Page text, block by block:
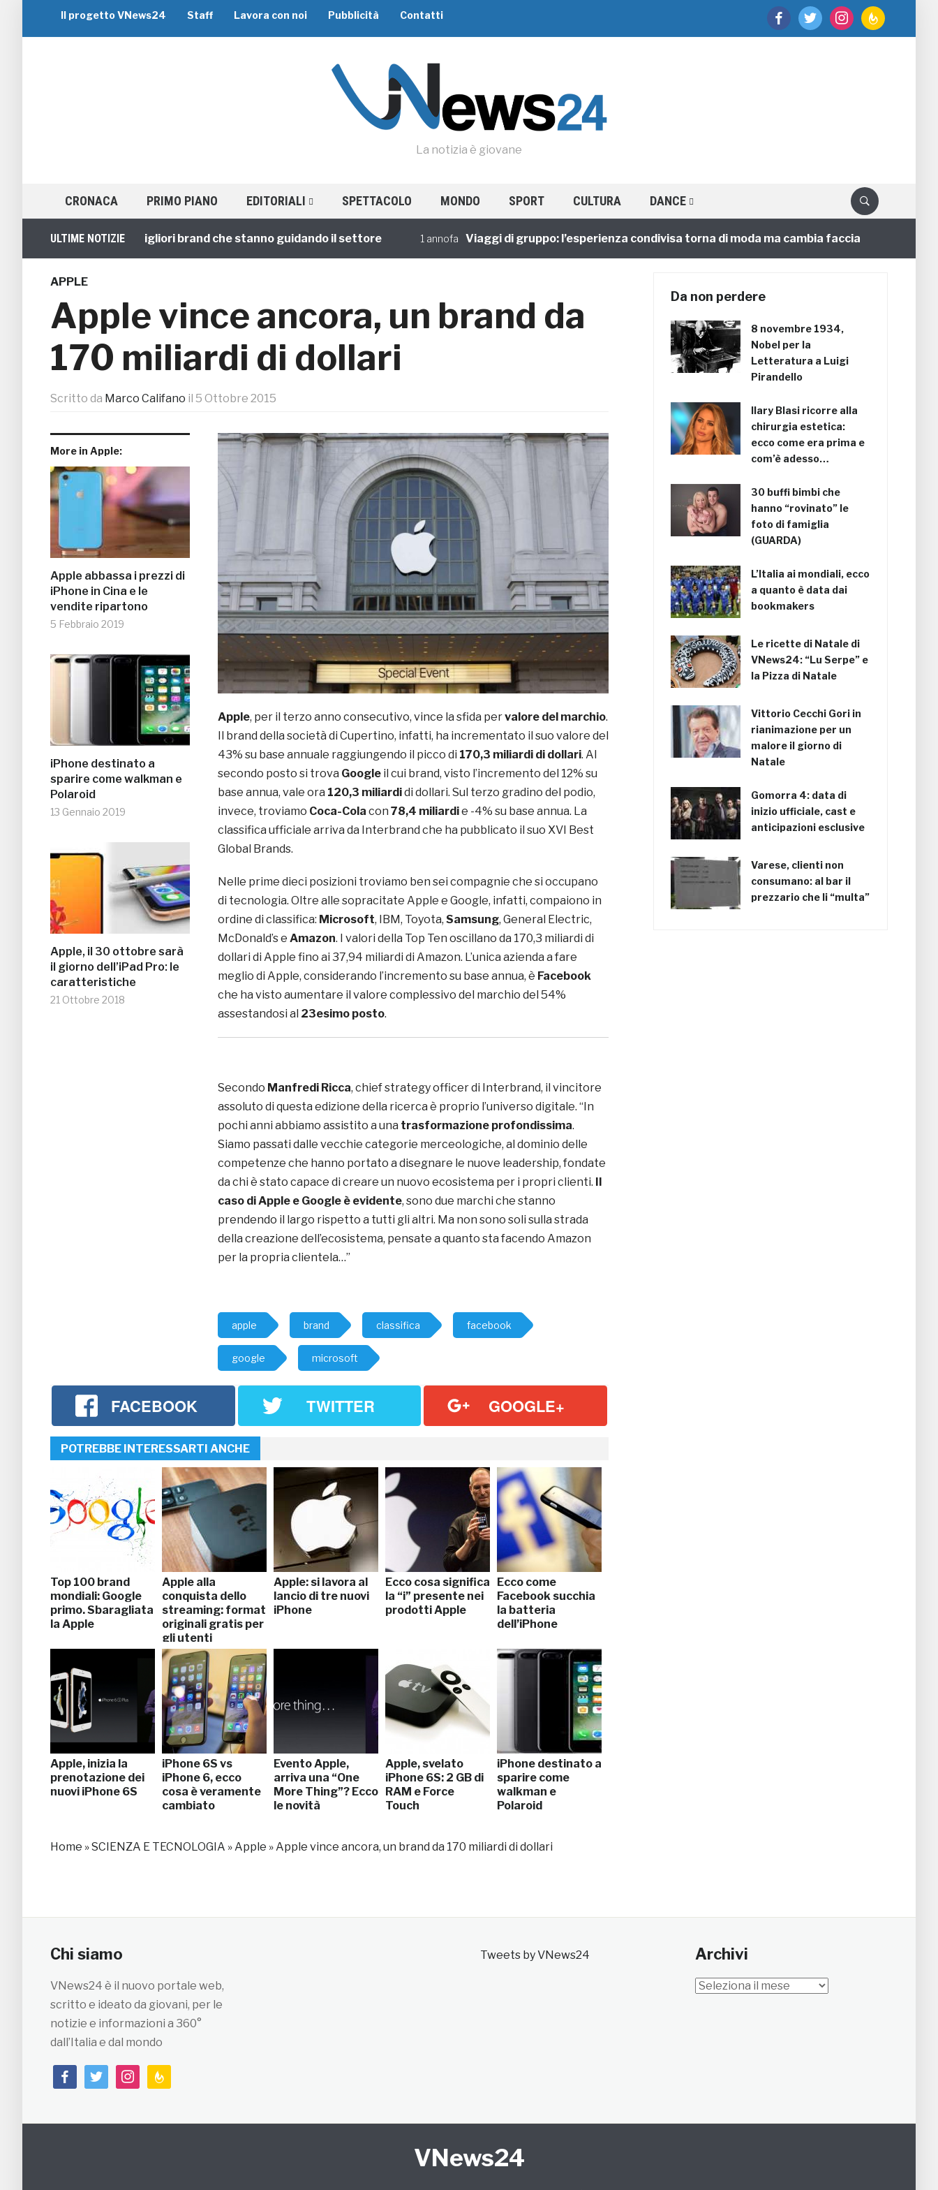
facebooktwitter instagramfeedburner
Il progetto VNews24 Staff Lavora con noi Pubblicità Contatti
La notizia è giovane
CRONACA PRIMO PIANO EDITORIALI SPETTACOLO MONDO SPORT CULTURA DANCE
ULTIME NOTIZIE
di Gruppo: i 5 migliori brand che stanno guidando il settore 1 annofa Viaggi di gruppo: l’esperienza condivisa torna di moda ma cambia faccia
APPLE
Apple vince ancora, un brand da
170 miliardi di dollari
Scritto da Marco Califano il 5 Ottobre 2015
More in Apple:
Apple abbassa i prezzi di
iPhone in Cina e le
vendite ripartono
5 Febbraio 2019
iPhone destinato a
sparire come walkman e
Polaroid
13 Gennaio 2019
Apple, il 30 ottobre sarà
il giorno dell’iPad Pro: le
caratteristiche
21 Ottobre 2018
Apple, per il terzo anno consecutivo, vince la sfida pervalore del marchio.
Il brand della società di Cupertino, infatti, ha incrementato il suo valore del
43% su base annuale raggiungendo il picco di 170,3 miliardi di dollari. Al
secondo posto si trova Google il cui brand, visto l’incremento del 12% su
base annua, vale ora 120,3 miliardidi dollari. Sul terzo gradino del podio,
invece, troviamo Coca-Cola con 78,4 miliardie -4% su base annua. La
classifica ufficiale arriva da Interbrand che ha pubblicato il suo XVI Best
Global Brands.
Nelle prime dieci posizioni troviamo ben sei compagnie che si occupano
di tecnologia. Oltre alle sopracitate Apple e Google, infatti, compaiono in
ordine di classifica: Microsoft, IBM, Toyota, Samsung, General Electric,
McDonald’s e Amazon. I valori della Top Ten oscillano da 170,3 miliardi di
dollari di Apple fino ai 37,94 miliardi di Amazon. L’unica azienda a fare
meglio di Apple, considerando l’incremento su base annua, è Facebook
che ha visto aumentare il valore complessivo del marchio del 54%
assestandosi al 23esimo posto.
Secondo Manfredi Ricca, chief strategy officer di Interbrand, il vincitore
assoluto di questa edizione della ricerca è proprio l’universo digitale. “In
pochi anni abbiamo assistito a una trasformazione profondissima.
Siamo passati dalle vecchie categorie merceologiche, al dominio delle
competenze che hanno portato a disegnare le nuove leadership, fondate
da chi è stato capace di creare un nuovo ecosistema per i propri clienti.
caso di Apple e Google è evidente, sono due marchi che stanno
prendendo il largo rispetto a tutti gli altri. Ma non sono soli sulla strada
della creazione dell’ecosistema, pensate a quanto sta facendo Amazon
per la propria clientela…”
apple brand classifica facebook
google microsoft
FACEBOOK TWITTER GOOGLE+
POTREBBE INTERESSARTI ANCHE
Top 100 brand
mondiali: Google
primo. Sbaragliata
la Apple
Apple alla
conquista dello
streaming: format
originali gratis per
gli utenti
Apple: si lavora al
lancio di tre nuovi
iPhone
Ecco cosa significa
la “i” presente nei
prodotti Apple
Ecco come
Facebook succhia
la batteria
dell’iPhone
Apple, inizia la
prenotazione dei
nuovi iPhone 6S
iPhone 6S vs
iPhone 6, ecco
cosa è veramente
cambiato
Evento Apple,
arriva una “One
More Thing”? Ecco
le novità
Apple, svelato
iPhone 6S: 2 GB di
RAM e Force
Touch
iPhone destinato a
sparire come
walkman e
Polaroid
Home »SCIENZA E TECNOLOGIA »Apple »Apple vince ancora, un brand da 170 miliardi di dollari
Da non perdere
8 novembre 1934,
Nobel per la
Letteratura a Luigi
Pirandello
Ilary Blasi ricorre alla
chirurgia estetica:
ecco come era prima e
com’è adesso…
30 buffi bimbi che
hanno “rovinato” le
foto di famiglia
(GUARDA)
L’Italia ai mondiali, ecco
a quanto è data dai
bookmakers
Le ricette di Natale di
VNews24: “Lu Serpe” e
la Pizza di Natale
Vittorio Cecchi Gori in
rianimazione per un
malore il giorno di
Natale
Gomorra 4: data di
inizio ufficiale, cast e
anticipazioni esclusive
Varese, clienti non
consumano: al bar il
prezzario che li “multa”
Chi siamo
VNews24 è il nuovo portale web,
scritto e ideato da giovani, per le
notizie e informazioni a 360°
dall’Italia e dal mondo
facebooktwitterinstagramfeedburner
Tweets by VNews24 Archivi
Archivi
VNews24